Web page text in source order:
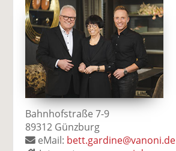
Bahnhofstraße 7-9
89312 Günzburg
eMail: bett.gardine@vanoni.de